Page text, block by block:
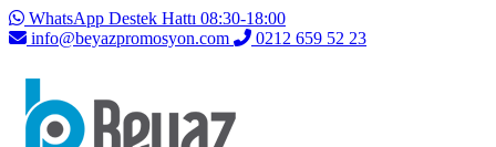
WhatsApp Destek Hattı 08:30-18:00
info@beyazpromosyon.com
0212 659 52 23